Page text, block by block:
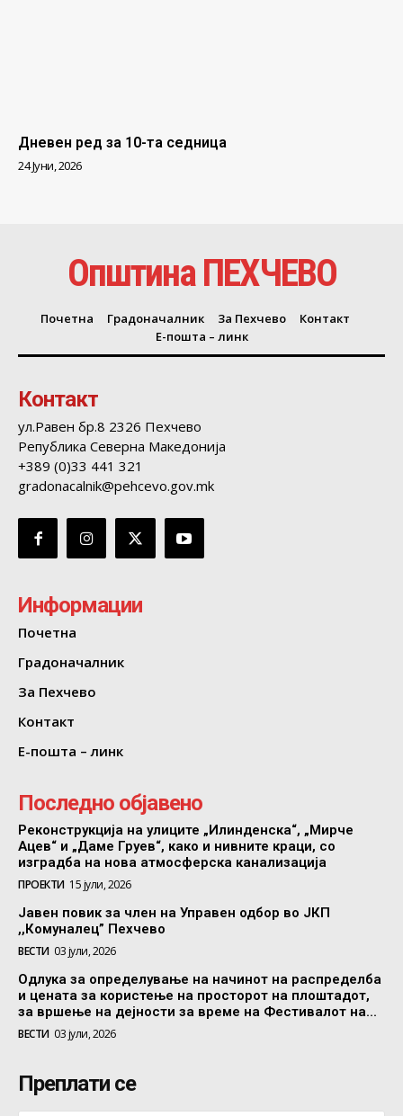
Дневен ред за 10-та седница
24 Јуни, 2026
Општина ПЕХЧЕВО
Почетна Градоначалник За Пехчево
Контакт
Е-пошта – линк
Контакт
ул.Равен бр.8 2326 Пехчево
Република Северна Македонија
+389 (0)33 441 321
gradonacalnik@pehcevo.gov.mk
Информации
Почетна
Градоначалник
За Пехчево
Контакт
Е-пошта – линк
Последно објавено
Реконструкција на улиците „Илинденска“, „Мирче
Ацев“ и „Даме Груев“, како и нивните краци, со
изградба на нова атмосферска канализација
ПРОЕКТИ 15 јули, 2026
Јавен повик за член на Управен одбор во ЈКП
,,Комуналец” Пехчево
ВЕСТИ 03 јули, 2026
Одлука за определување на начинот на распределба
и цената за користење на просторот на плоштадот,
за вршење на дејности за време на Фестивалот на...
ВЕСТИ 03 јули, 2026
Преплати се